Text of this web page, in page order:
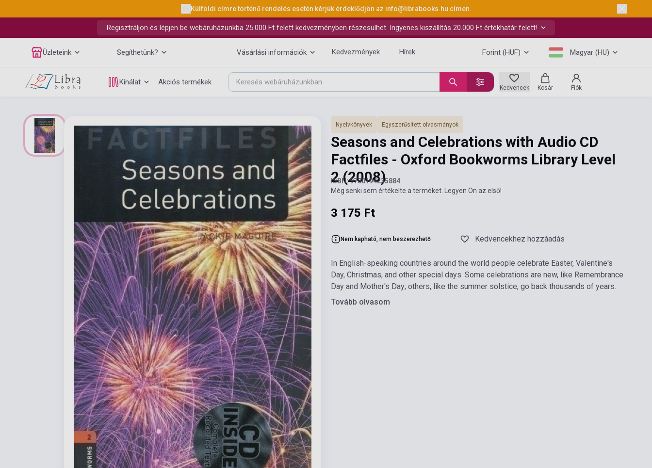
Külföldi címre történő rendelés esetén kérjük érdeklődjön az info@librabooks.hu címen.
Regisztráljon és lépjen be webáruházunkba 25.000 Ft felett kedvezményben részesülhet. Ingyenes kiszállítás 20.000 Ft értékhatár felett!
Üzleteink Segíthetünk? Vásárlási információk Kedvezmények Hírek Forint (HUF) Magyar (HU)
Kínálat Akciós termékek
Kedvencek Kosár Fiók
Nyelvkönyvek Egyszerűsített olvasmányok
Seasons and Celebrations with Audio CD
Factfiles - Oxford Bookworms Library Level
2(2008)
ISBN: 9780194235884
Még senki sem értékelte a terméket. Legyen Ön az első!
3 175 Ft
Nem kapható, nem beszerezhető Kedvencekhez hozzáadás
In English-speaking countries around the world people celebrate Easter, Valentine's
Day, Christmas, and other special days. Some celebrations are new, like Remembrance
Day and Mother's Day; others, like the summer solstice, go back thousands of years.
Tovább olvasom